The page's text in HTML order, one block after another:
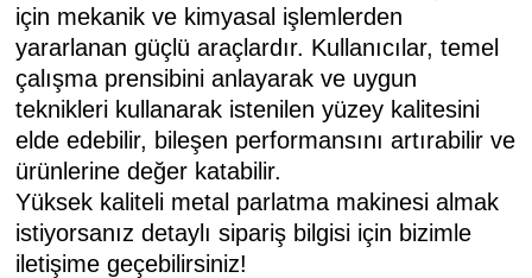
için mekanik ve kimyasal işlemlerden
yararlanan güçlü araçlardır. Kullanıcılar, temel
çalışma prensibini anlayarak ve uygun
teknikleri kullanarak istenilen yüzey kalitesini
elde edebilir, bileşen performansını artırabilir ve
ürünlerine değer katabilir.
Yüksek kaliteli metal parlatma makinesi almak
istiyorsanız detaylı sipariş bilgisi için bizimle
iletişime geçebilirsiniz!